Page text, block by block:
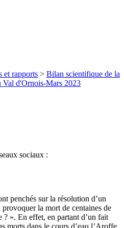
et rapports > Bilan scientifique de la
Val d'Ornois-Mars 2023
sociaux :
penchés sur la résolution d’un
la mort de centaines de
». En effet, en partant d’un fait
morts dans le cours d’eau l’Aroffe,